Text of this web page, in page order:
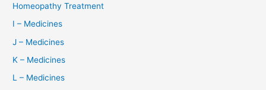
Homeopathy Treatment
I – Medicines
J – Medicines
K – Medicines
L – Medicines